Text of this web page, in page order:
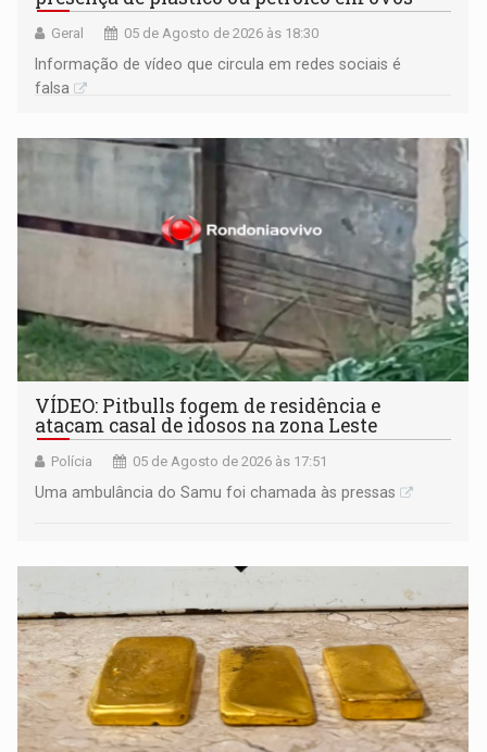
Geral 05 de Agosto de 2026 às 18:30
Informação de vídeo que circula em redes sociais é
falsa
VÍDEO: Pitbulls fogem de residência e
atacam casal de idosos na zona Leste
Polícia 05 de Agosto de 2026 às 17:51
Uma ambulância do Samu foi chamada às pressas